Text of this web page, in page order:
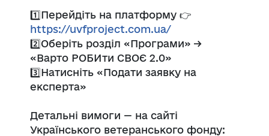
1️⃣Перейдіть на платформу 👉
https://uvfproject.com.ua/
2️⃣Оберіть розділ «Програми» →
«Варто РОБИти СВОЄ 2.0»
3️⃣Натисніть «Подати заявку на
експерта»
Детальні вимоги — на сайті
Українського ветеранського фонду: